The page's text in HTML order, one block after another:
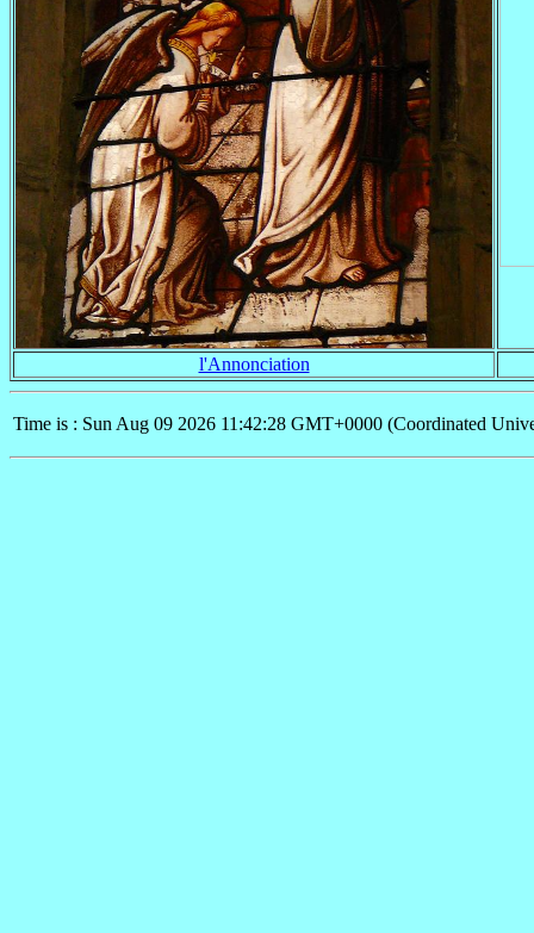
l'Annonciation
Time is : Sun Aug 09 2026 11:42:28 GMT+0000 (Coordinated